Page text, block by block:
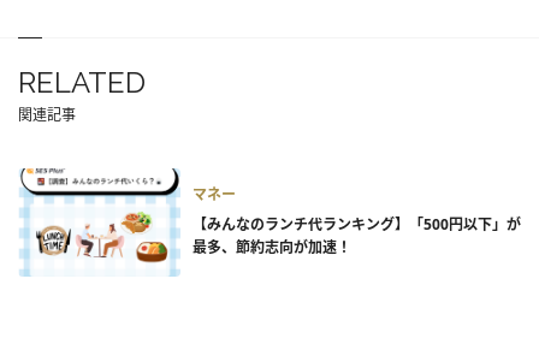
RELATED
関連記事
マネー
【みんなのランチ代ランキング】「500円以下」が
最多、節約志向が加速！